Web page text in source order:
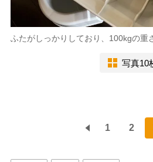
ふたがしっかりしており、100kgの重
写真10
1 2